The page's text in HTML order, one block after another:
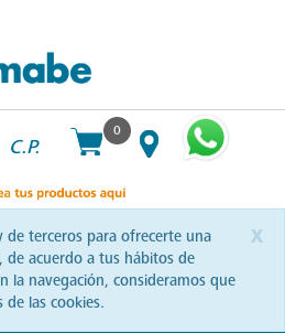
C.P.
0
x
de terceros para ofrecerte una
de acuerdo a tus hábitos de
la navegación, consideramos que
de las cookies.